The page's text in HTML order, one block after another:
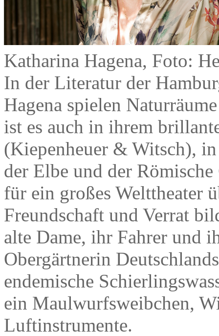
Katharina Hagena, Foto:
In der Literatur der
Hagena spielen
ist es auch in ihrem
(Kiepenheuer & Witsch),
der Elbe und der
für ein großes Welttheater
Freundschaft und Verrat
alte Dame, ihr Fahrer und
Obergärtnerin
endemische
ein Maulwurfsweibchen,
Luftinstrumente.